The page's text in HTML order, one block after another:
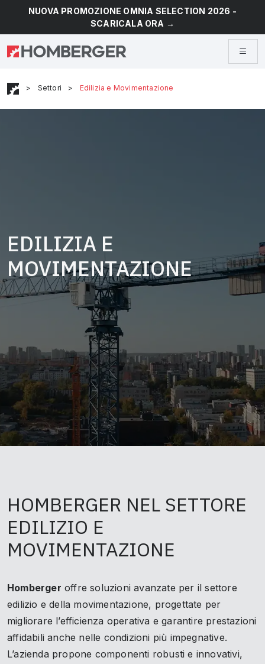
NUOVA PROMOZIONE OMNIA SELECTION 2026 -
SCARICALA ORA →
> Settori > Edilizia e Movimentazione
EDILIZIA E
MOVIMENTAZIONE
HOMBERGER NEL SETTORE
EDILIZIO E
MOVIMENTAZIONE
Homberger offre soluzioni avanzate per il settore
edilizio e della movimentazione, progettate per
migliorare l’efficienza operativa e garantire prestazioni
affidabili anche nelle condizioni più impegnative.
L’azienda propone componenti robusti e innovativi,